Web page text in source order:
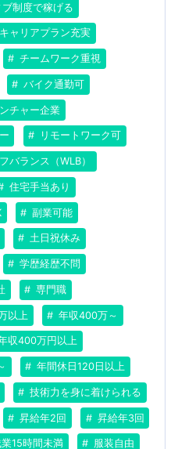
制度で稼げる
キャリアプラン充実
チームワーク重視
バイク通勤可
チャー企業
リモートワーク可
バランス（WLB）
住宅手当あり
副業可能
土日祝休み
学歴経歴不問
専門職
以上 年収400万～
収400万円以上
年間休日120日以上
技術力を身に着けられる
昇給年2回 昇給年3回
業15時間未満 服装自由